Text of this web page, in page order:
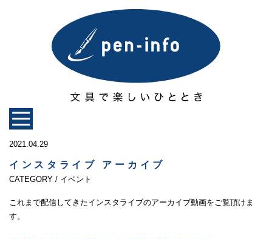
2021.04.29
インスタライブ アーカイブ
CATEGORY / イベント
これまで配信してきたインスタライブのアーカイブ動画をご覧頂けま
す。